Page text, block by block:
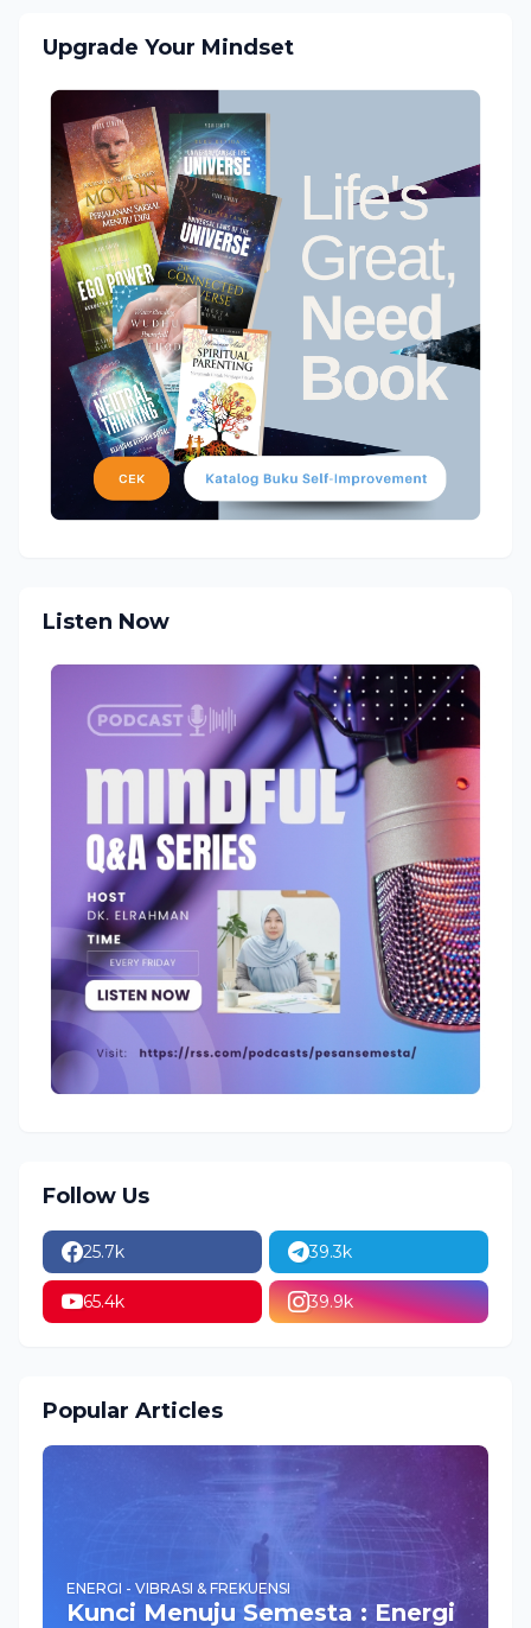
Upgrade Your Mindset
Listen Now
Follow Us
25.7k 39.3k
65.4k 39.9k
Popular Articles
ENERGI - VIBRASI & FREKUENSI
Kunci Menuju Semesta : Energi